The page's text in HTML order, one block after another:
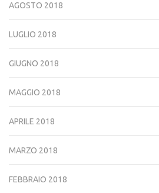
AGOSTO 2018
LUGLIO 2018
GIUGNO 2018
MAGGIO 2018
APRILE 2018
MARZO 2018
FEBBRAIO 2018